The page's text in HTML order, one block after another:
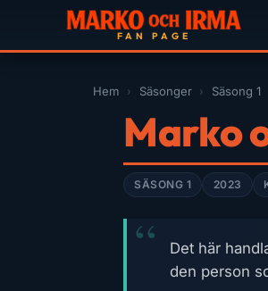
Hem › Säsonger › Säsong 1
Marko
SÄSONG 1 2023
Det här
den person